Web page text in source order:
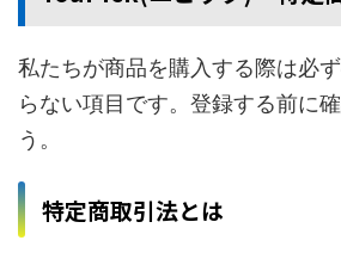
私たちが商品を購入する際は必
らない項目です。登録する前に
う。
特定商取引法とは